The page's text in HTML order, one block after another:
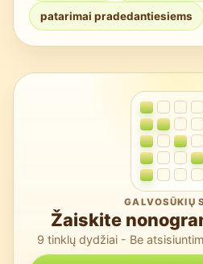
patarimai pradedantiesiems
GALVOSŪKIŲ
Žaiskite
9 tinklų dydžiai - Be